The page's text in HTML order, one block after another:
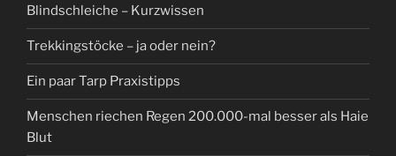
Blindschleiche – Kurzwissen
Trekkingstöcke – ja oder nein?
Ein paar Tarp Praxistipps
Menschen riechen Regen 200.000-mal besser als Haie
Blut